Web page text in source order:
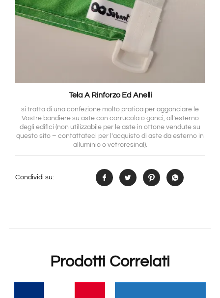
Tela A Rinforzo Ed Anelli
si tratta di una confezione molto pratica per agganciare le
Vostre bandiere su aste con carrucola o ganci, all’esterno
degli edifici (non utilizzabile per le aste in ottone vendute su
questo sito – contattateci per l’acquisto di aste da esterno in
alluminio o vetroresina!).
Condividi su:
Prodotti Correlati